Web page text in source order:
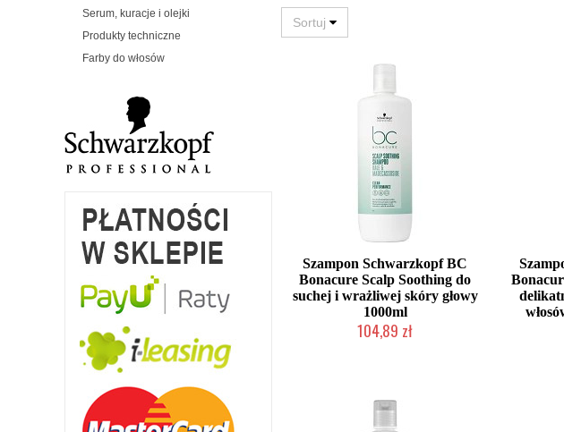
Szampon Schwarzkopf BC
Bonacure Scalp Soothing do
suchej i wrażliwej skóry głowy
1000ml
104,89 zł
Serum, kuracje i olejki
Produkty techniczne
Farby do włosów